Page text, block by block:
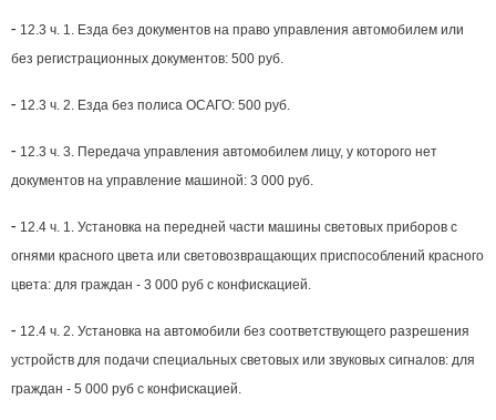
- 12.3 ч. 1. Езда без документов на право управления автомобилем или
без регистрационных документов: 500 руб.
- 12.3 ч. 2. Езда без полиса ОСАГО: 500 руб.
- 12.3 ч. 3. Передача управления автомобилем лицу, у которого нет
документов на управление машиной: 3 000 руб.
- 12.4 ч. 1. Установка на передней части машины световых приборов с
огнями красного цвета или световозвращающих приспособлений красного
цвета: для граждан - 3 000 руб с конфискацией.
- 12.4 ч. 2. Установка на автомобили без соответствующего разрешения
устройств для подачи специальных световых или звуковых сигналов: для
граждан - 5 000 руб с конфискацией.